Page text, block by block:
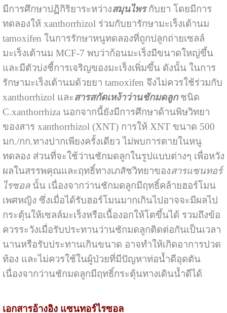
มีการศึกษาปฏิกิริยาระหว่างสมุนไพร กับยา โดยมีการ
ทดลองให้ xanthorrhizol ร่วมกับยารักษามะเร็งเต้านม
tamoxifen ในการรักษาหนูทดลองที่ถูกปลูกถ่ายเซลล์
มะเร็งเต้านม MCF-7 พบว่าก้อนมะเร็งมีขนาดใหญ่ขึ้น
และมีตัวบ่งชี้การเจริญของมะเร็งเพิ่มขึ้น ดังนั้น ในการ
รักษามะเร็งเต้านมด้วยยา tamoxifen จึงไม่ควรใช้ร่วมกับ
xanthorrhizol และสารสกัดเหง้าว่านชักมดลูก ชนิด
C.xanthorrhiza นอกจากนี้ยังมีการศึกษาด้านพิษวิทยา
ของสาร xanthorrhizol (XNT) การให้ XNT ขนาด 500
มก./กก.ทางปากเพียงครั้งเดียว ไม่พบการตายในหนู
ทดลอง ส่วนที่จะใช้ว่านชักมดลูกในรูปแบบต่างๆ เพื่อหวัง
ผลในสรรพคุณและฤทธิ์ทางเภสัชวิทยาของสารแซนทอร์
ไรซอล นั้น เนื่องจากว่านชักมดลูกมีฤทธิ์คล้ายฮอร์โมน
เพศหญิง ซึ่งเมื่อได้รับฮอร์โมนมากเกินไปอาจจะมีผลไป
กระตุ้นให้เซลล์มะเร็งหรือเนื้องอกให้โตขึ้นได้ รวมถึงข้อ
ควรระวังเมื่อรับประทานว่านชักมดลูกติดต่อกันเป็นเวลา
นานหรือรับประทานเกินขนาด อาจทำให้เกิดอาการปวด
ท้อง และไม่ควรใช้ในผู้ป่วยที่มีปัญหาท่อน้ำดีอุดตัน
เนื่องจากว่านชักมดลูกมีฤทธิ์กระตุ้นทางเดินน้ำดีได้
เอกสารอ้างอิง แซนทอร์ไรซอล